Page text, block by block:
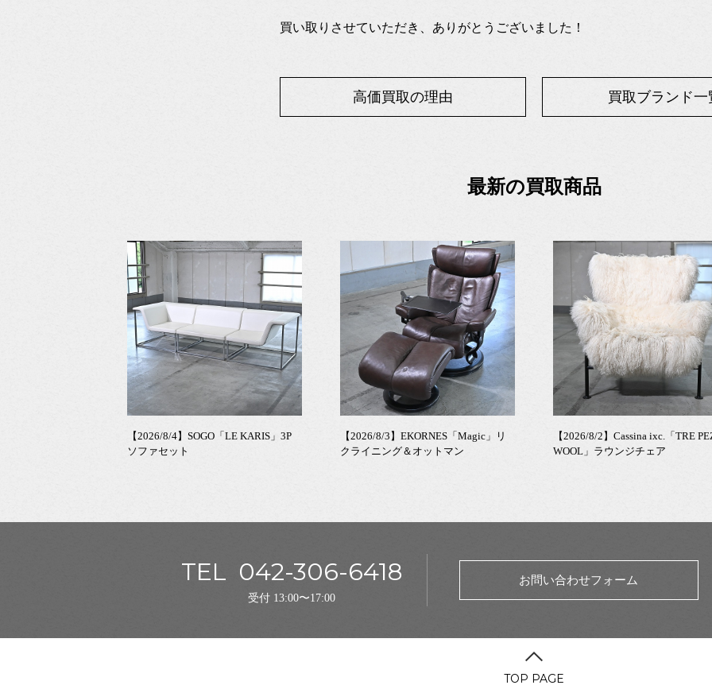
買い取りさせていただき、ありがとうございました！
高価買取の理由 買取ブランド一
最新の買取商品
【2026/8/4】SOGO「LE KARIS」3P
ソファセット
【2026/8/3】EKORNES「Magic」リ
クライニング＆オットマン
【2026/8/2】Cassina ixc.「TRE
WOOL」ラウンジチェア
TEL 042-306-6418
受付 13:00〜17:00
お問い合わせフォーム
TOP PAGE